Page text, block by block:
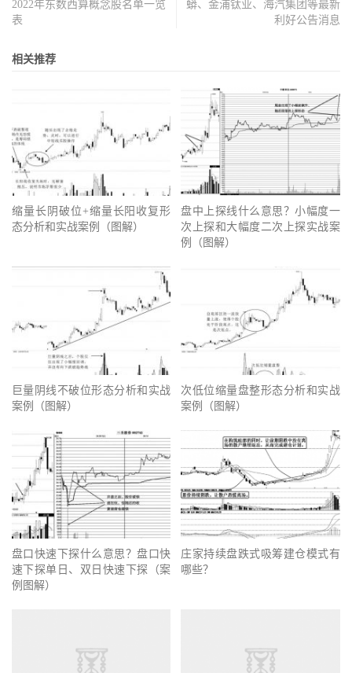
2022年东数西算概念股名单一览
表
蟒、金浦钛业、海汽集团等最新
利好公告消息
相关推荐
缩量长阴破位+缩量长阳收复形
态分析和实战案例（图解）
盘中上探线什么意思？小幅度一
次上探和大幅度二次上探实战案
例（图解）
巨量阴线不破位形态分析和实战
案例（图解）
次低位缩量盘整形态分析和实战
案例（图解）
盘口快速下探什么意思？盘口快
速下探单日、双日快速下探（案
例图解）
庄家持续盘跌式吸筹建仓模式有
哪些？